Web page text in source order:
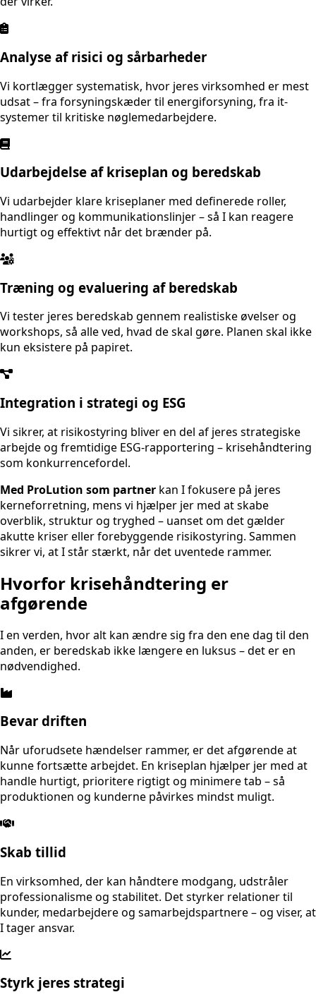
Analyse af risici og sårbarheder
Vi kortlægger systematisk, hvor jeres virksomhed er mest
udsat – fra forsyningskæder til energiforsyning, fra it-
systemer til kritiske nøglemedarbejdere.
Udarbejdelse af kriseplan og beredskab
Vi udarbejder klare kriseplaner med definerede roller,
handlinger og kommunikationslinjer – så I kan reagere
hurtigt og effektivt når det brænder på.
Træning og evaluering af beredskab
Vi tester jeres beredskab gennem realistiske øvelser og
workshops, så alle ved, hvad de skal gøre. Planen skal ikke
kun eksistere på papiret.
Integration i strategi og ESG
Vi sikrer, at risikostyring bliver en del af jeres strategiske
arbejde og fremtidige ESG-rapportering – krisehåndtering
som konkurrencefordel.
Med ProLution som partner kan I fokusere på jeres
kerneforretning, mens vi hjælper jer med at skabe
overblik, struktur og tryghed – uanset om det gælder
akutte kriser eller forebyggende risikostyring. Sammen
sikrer vi, at I står stærkt, når det uventede rammer.
Hvorfor krisehåndtering er
afgørende
I en verden, hvor alt kan ændre sig fra den ene dag til den
anden, er beredskab ikke længere en luksus – det er en
nødvendighed.
Bevar driften
Når uforudsete hændelser rammer, er det afgørende at
kunne fortsætte arbejdet. En kriseplan hjælper jer med at
handle hurtigt, prioritere rigtigt og minimere tab – så
produktionen og kunderne påvirkes mindst muligt.
Skab tillid
En virksomhed, der kan håndtere modgang, udstråler
professionalisme og stabilitet. Det styrker relationer til
kunder, medarbejdere og samarbejdspartnere – og viser, at
I tager ansvar.
Styrk jeres strategi